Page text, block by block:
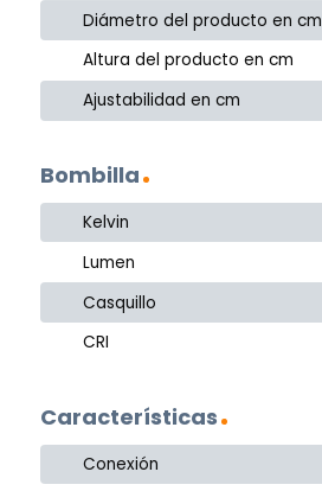
Diámetro del producto en cm
Altura del producto en cm
Ajustabilidad en cm
Bombilla
Kelvin
Lumen
Casquillo
CRI
Características
Conexión